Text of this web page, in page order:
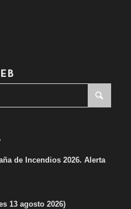
de Incendios 2026. Alerta
13 agosto 2026)